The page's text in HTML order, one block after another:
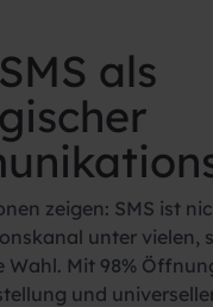
als
zeigen: SMS ist
unter vielen,
Wahl. Mit 98%
und